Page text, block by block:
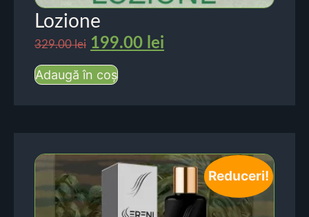
Lozione
329.00lei 199.00 lei
Adaugă în coș
Reduceri!